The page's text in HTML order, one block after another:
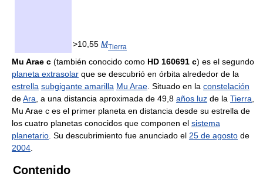
>10,55 MTierra
Mu Arae c (también conocido como HD 160691 c) es el segundo
planeta extrasolar que se descubrió en órbita alrededor de la
estrella subgigante amarilla Mu Arae . Situado en la constelación
deAra , a una distancia aproximada de 49,8 años luz de la Tierra
Mu Arae c es el primer planeta en distancia desde su estrella de
los cuatro planetas conocidos que componen el sistema
planetario . Su descubrimiento fue anunciado el 25 de agosto de
2004
Contenido